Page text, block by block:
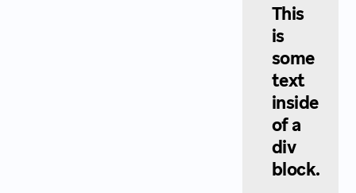
This
is
some
text
inside
of a
div
block.